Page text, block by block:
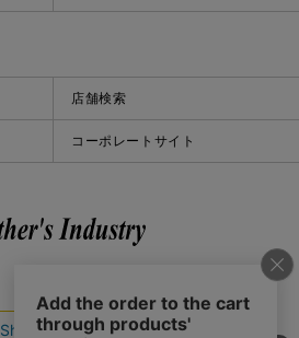
店舗検索
コーポレートサイト
LINE